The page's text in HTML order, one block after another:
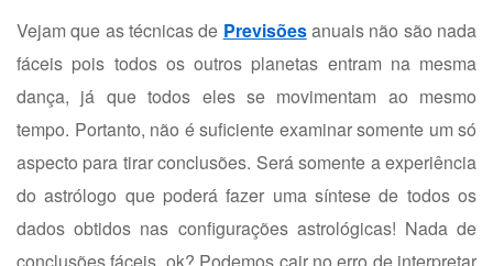
Vejam que as técnicas de Previsõesanuais não são nada
fáceis pois todos os outros planetas entram na mesma
dança, já que todos eles se movimentam ao mesmo
tempo. Portanto, não é suficiente examinar somente um só
aspecto para tirar conclusões. Será somente a experiência
do astrólogo que poderá fazer uma síntese de todos os
dados obtidos nas configurações astrológicas! Nada de
conclusões fáceis, ok? Podemos cair no erro de interpretar